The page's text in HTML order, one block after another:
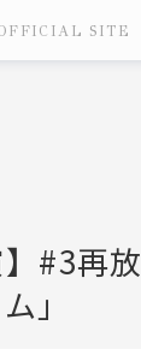
SITE
】#3再
」